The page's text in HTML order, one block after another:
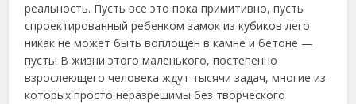
реальность. Пусть все это пока примитивно, пусть
спроектированный ребенком замок из кубиков лего
никак не может быть воплощен в камне и бетоне —
пусть! В жизни этого маленького, постепенно
взрослеющего человека ждут тысячи задач, многие из
которых просто неразрешимы без творческого